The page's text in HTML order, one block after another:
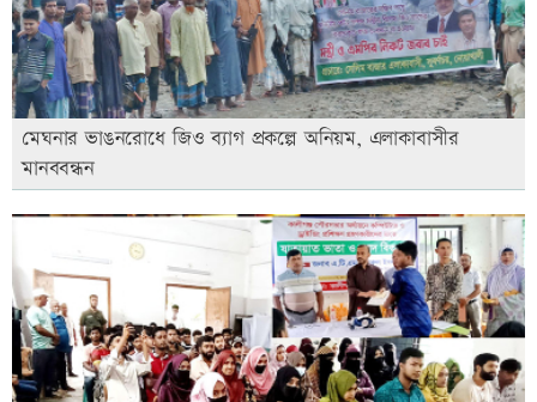
মেঘনার ভাঙনরোধে জিও ব্যাগ প্রকল্পে অনিয়ম, এলাকাবাসীর
মানববন্ধন